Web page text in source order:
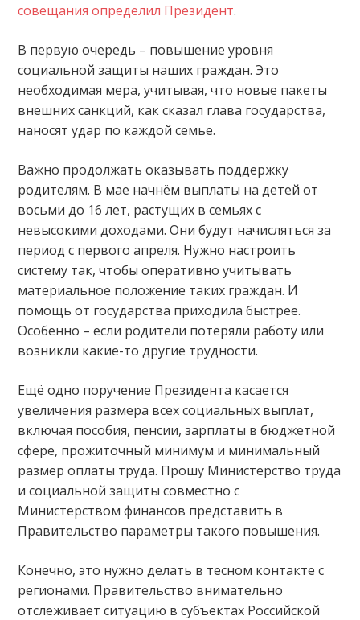
совещания определил Президент.
В первую очередь – повышение уровня
социальной защиты наших граждан. Это
необходимая мера, учитывая, что новые пакеты
внешних санкций, как сказал глава государства,
наносят удар по каждой семье.
Важно продолжать оказывать поддержку
родителям. В мае начнём выплаты на детей от
восьми до 16 лет, растущих в семьях с
невысокими доходами. Они будут начисляться за
период с первого апреля. Нужно настроить
систему так, чтобы оперативно учитывать
материальное положение таких граждан. И
помощь от государства приходила быстрее.
Особенно – если родители потеряли работу или
возникли какие-то другие трудности.
Ещё одно поручение Президента касается
увеличения размера всех социальных выплат,
включая пособия, пенсии, зарплаты в бюджетной
сфере, прожиточный минимум и минимальный
размер оплаты труда. Прошу Министерство труда
и социальной защиты совместно с
Министерством финансов представить в
Правительство параметры такого повышения.
Конечно, это нужно делать в тесном контакте с
регионами. Правительство внимательно
отслеживает ситуацию в субъектах Российской